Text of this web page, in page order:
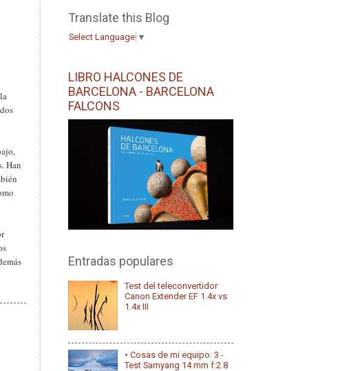
Han
Translate this Blog
Select Language ▼
LIBRO HALCONES DE
BARCELONA - BARCELONA
FALCONS
Entradas populares
Test del teleconvertidor
Canon Extender EF 1.4x vs
1.4x III
• Cosas de mi equipo: 3 -
Test Samyang 14 mm f:2.8